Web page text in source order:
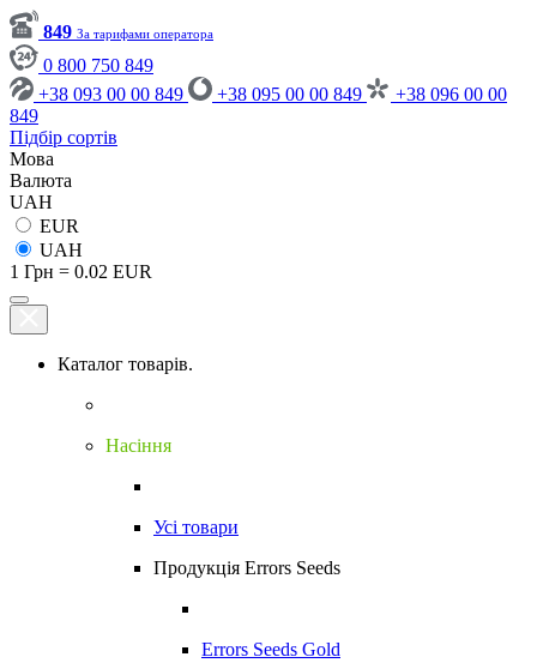
849 За тарифами оператора
0 800 750 849
+38 093 00 00 849
+38 095 00 00 849
+38 096 00 00
849
Підбір сортів
Мова
Валюта
UAH
EUR
UAH
1 Грн = 0.02 EUR
Каталог товарів.
Насіння
Усі товари
Продукція Errors Seeds
Errors Seeds Gold